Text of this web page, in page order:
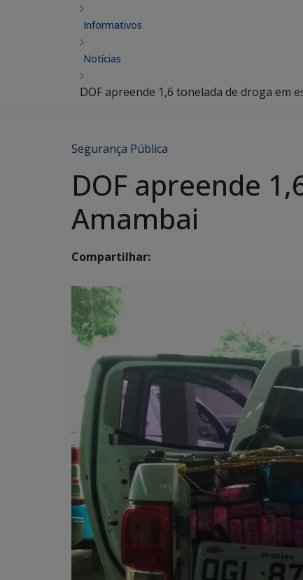
Informativos
Notícias
DOF apreende 1,6 tonelada de droga em
Segurança Pública
DOF apreende
Amambai
Compartilhar: